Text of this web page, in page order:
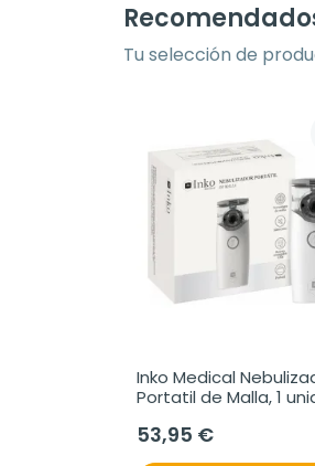
Tu selección de
Inko Medical
Portatil de Malla, 1
53,95 €